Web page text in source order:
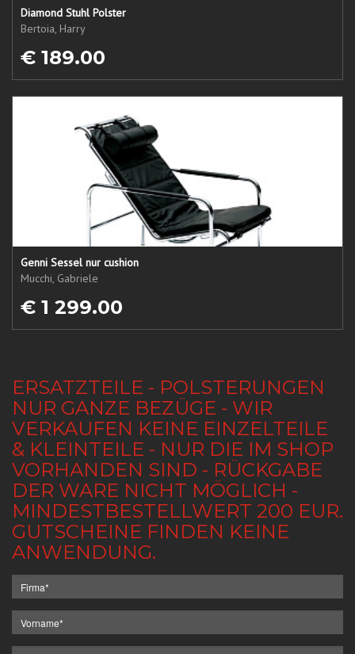
Diamond Stuhl Polster
Bertoia, Harry
€ 189.00
Genni Sessel nur cushion
Mucchi, Gabriele
€ 1 299.00
ERSATZTEILE - POLSTERUNGEN
NUR GANZE BEZÜGE - WIR
VERKAUFEN KEINE EINZELTEILE
& KLEINTEILE - NUR DIE IM SHOP
VORHANDEN SIND - RÜCKGABE
DER WARE NICHT MÖGLICH -
MINDESTBESTELLWERT 200 EUR.
GUTSCHEINE FINDEN KEINE
ANWENDUNG.